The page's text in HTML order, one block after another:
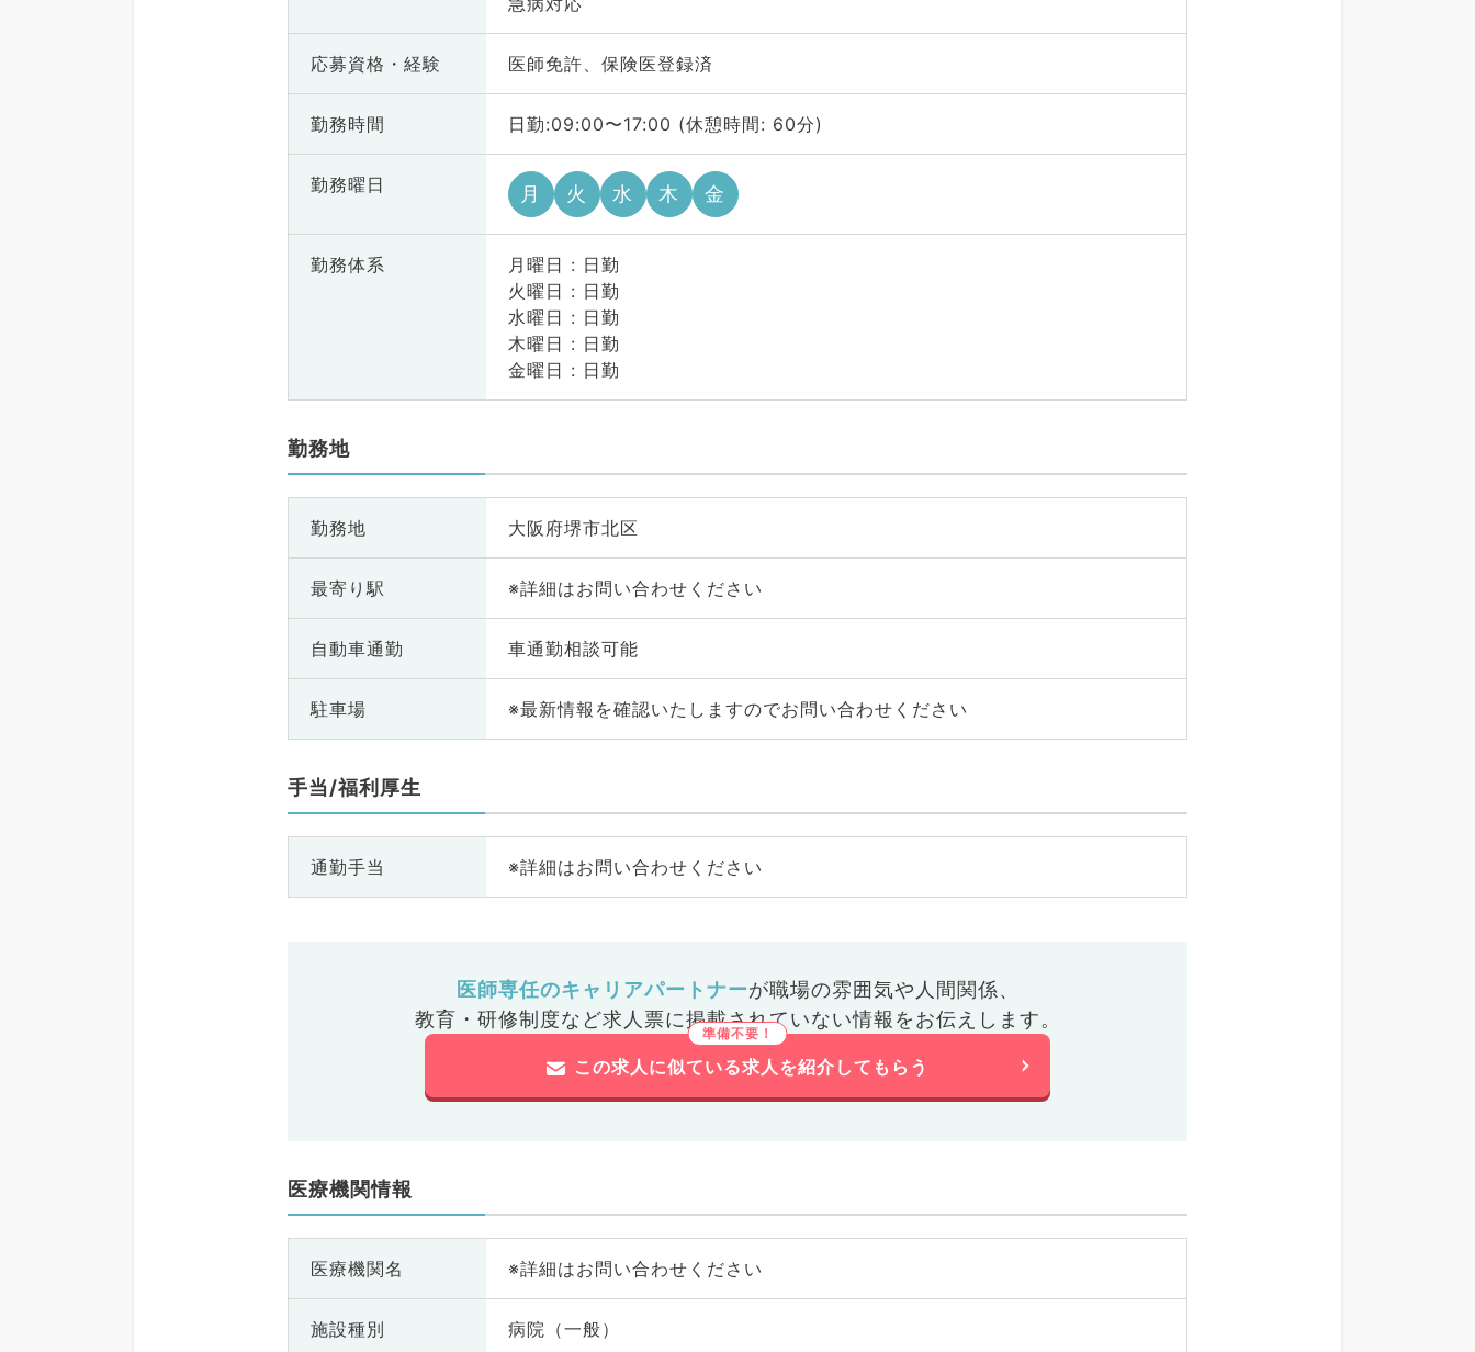
応募資格・ 経験 医師免許、保険医登録済
勤務時間 日勤:09:00〜17:00 (休憩時間: 60分)
勤務曜日 月 火 水 木 金
勤務体系
月曜日 : 日勤
火曜日 : 日勤
水曜日 : 日勤
木曜日 : 日勤
金曜日 : 日勤
勤務地
勤務地 大阪府堺市北区
最寄り駅 ※詳細はお問い合わせください
自動車通勤 車通勤相談可能
駐車場 ※最新情報を確認いたしますのでお問い合わせください
手当/福利厚生
通勤手当 ※詳細はお問い合わせください
医師専任のキャリアパートナーが職場の雰囲気や人間関係、
教育・研修制度など求人票に掲載されていない情報をお伝えします。
この求人に似ている求人を紹介してもらう
医療機関情報
医療機関名 ※詳細はお問い合わせください
施設種別 病院（一般）